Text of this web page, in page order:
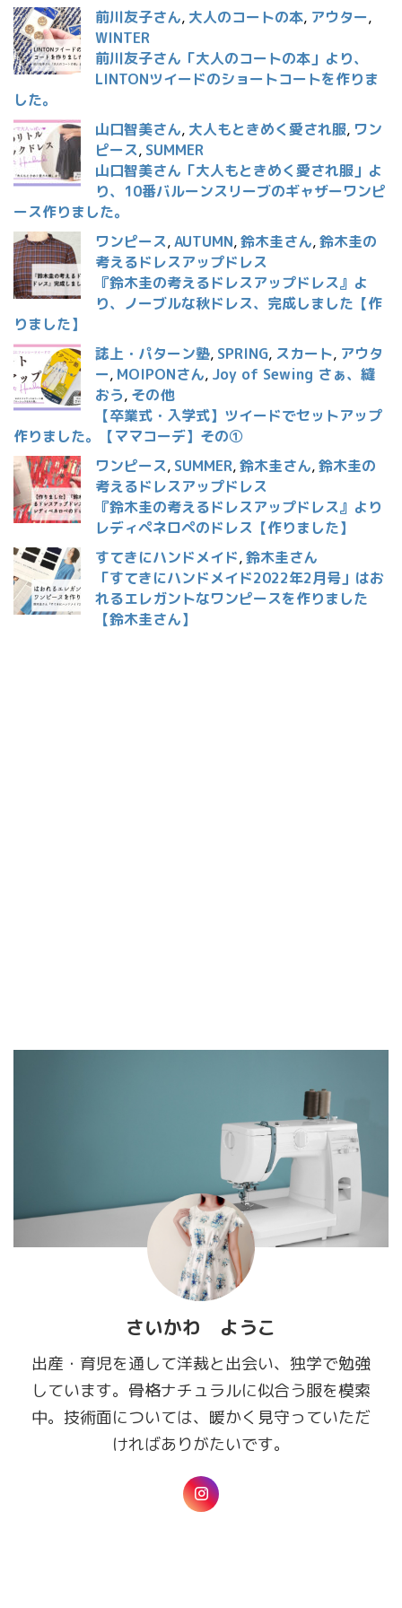
前川友子さん, 大人のコートの本, アウター,
WINTER
前川友子さん「大人のコートの本」より、
LINTONツイードのショートコートを作りま
した。
山口智美さん, 大人もときめく愛され服, ワン
ピース, SUMMER
山口智美さん「大人もときめく愛され服」よ
り、10番バルーンスリーブのギャザーワンピ
ース作りました。
ワンピース,AUTUMN,鈴木圭さん,鈴木圭の
考えるドレスアップドレス
『鈴木圭の考えるドレスアップドレス』よ
り、ノーブルな秋ドレス、完成しました【作
りました】
誌上・パターン塾, SPRING, スカート, アウタ
ー, MOIPONさん, Joy of Sewing さぁ、縫
おう, その他
【卒業式・入学式】ツイードでセットアップ
作りました。【ママコーデ】その①
ワンピース, SUMMER,鈴木圭さん,鈴木圭の
考えるドレスアップドレス
『鈴木圭の考えるドレスアップドレス』より
レディペネロペのドレス【作りました】
すてきにハンドメイド,鈴木圭さん
「すてきにハンドメイド2022年2月号」はお
れるエレガントなワンピースを作りました
【鈴木圭さん】
さいかわ ようこ
出産・育児を通して洋裁と出会い、独学で勉強
しています。骨格ナチュラルに似合う服を模索
中。技術面については、暖かく見守っていただ
ければありがたいです。